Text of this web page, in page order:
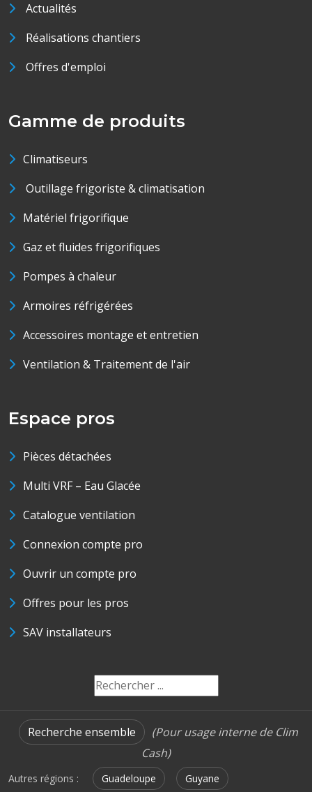
Actualités
Réalisations chantiers
Offres d'emploi
Gamme de produits
Climatiseurs
Outillage frigoriste & climatisation
Matériel frigorifique
Gaz et fluides frigorifiques
Pompes à chaleur
Armoires réfrigérées
Accessoires montage et entretien
Ventilation & Traitement de l'air
Espace pros
Pièces détachées
Multi VRF – Eau Glacée
Catalogue ventilation
Connexion compte pro
Ouvrir un compte pro
Offres pour les pros
SAV installateurs
Recherche ensemble
(Pour usage interne de Clim
Cash)
Autres régions : Guadeloupe Guyane